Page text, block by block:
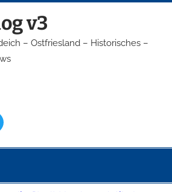
v3
– Ostfriesland – Historisches –